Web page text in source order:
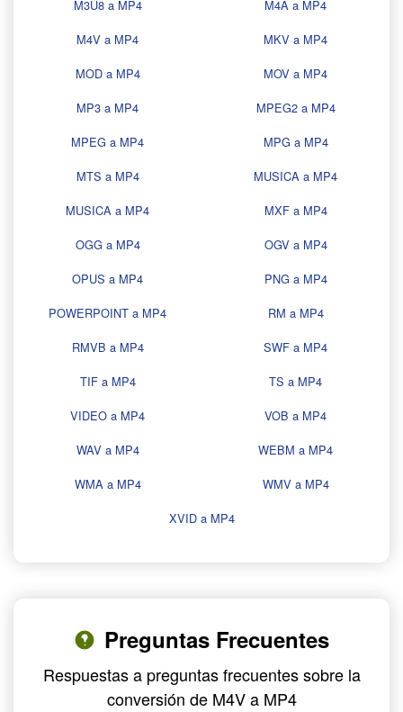
M3U8 a MP4
M4A a MP4
M4V a MP4
MKV a MP4
MOD a MP4
MOV a MP4
MP3 a MP4
MPEG2 a MP4
MPEG a MP4
MPG a MP4
MTS a MP4
MUSICA a MP4
MUSICA a MP4
MXF a MP4
OGG a MP4
OGV a MP4
OPUS a MP4
PNG a MP4
POWERPOINT a MP4
RM a MP4
RMVB a MP4
SWF a MP4
TIF a MP4
TS a MP4
VIDEO a MP4
VOB a MP4
WAV a MP4
WEBM a MP4
WMA a MP4
WMV a MP4
XVID a MP4
Preguntas Frecuentes
Respuestas a preguntas frecuentes sobre la
conversión de M4V a MP4